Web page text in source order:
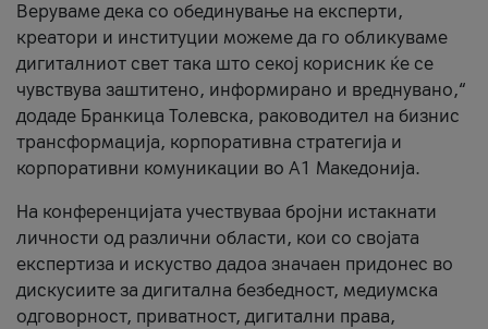
Веруваме дека со обединување на експерти,
креатори и институции можеме да го обликуваме
дигиталниот свет така што секој корисник ќе се
чувствува заштитено, информирано и вреднувано,“
додаде Бранкица Толевска, раководител на бизнис
трансформација, корпоративна стратегија и
корпоративни комуникации во А1 Македонија.
На конференцијата учествуваа бројни истакнати
личности од различни области, кои со својата
експертиза и искуство дадоа значаен придонес во
дискусиите за дигитална безбедност, медиумска
одговорност, приватност, дигитални права,